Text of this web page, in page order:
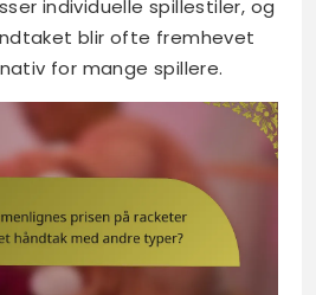
individuelle spillestiler, og
blir ofte fremhevet
for mange spillere.